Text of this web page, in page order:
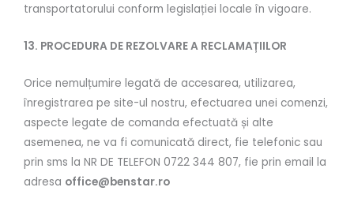
transportatorului conform legislației locale în vigoare.
13. PROCEDURA DE REZOLVARE A RECLAMAȚIILOR
Orice nemulțumire legată de accesarea, utilizarea,
înregistrarea pe site-ul nostru, efectuarea unei comenzi,
aspecte legate de comanda efectuată și alte
asemenea, ne va fi comunicată direct, fie telefonic sau
prin sms la NR DE TELEFON 0722 344 807, fie prin email la
adresa office@benstar.ro